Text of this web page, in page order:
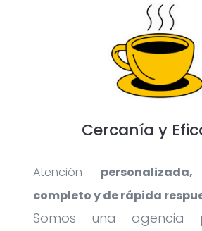
Cercanía y
Atención
completo y de rápida
Somos una agencia